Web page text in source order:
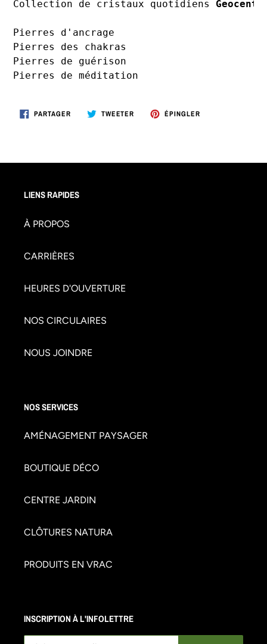
votre
panier
Collection de cristaux quotidiens
Pierres d'ancrage
Pierres des chakras
Pierres de guérison
Pierres de méditation
PARTAGERPARTAGER
SUR
TWEETER TWEETERÉPINGLER
LIENS RAPIDES
À PROPOS
CARRIÈRES
HEURES D'OUVERTURE
NOS CIRCULAIRES
NOUS JOINDRE
NOS SERVICES
AMÉNAGEMENT PAYSAGER
BOUTIQUE DÉCO
CENTRE JARDIN
CLÔTURES NATURA
PRODUITS EN VRAC
INSCRIPTION À L'INFOLETTRE